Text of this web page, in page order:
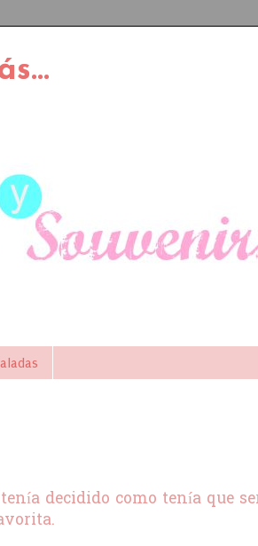
decidido como tenía que